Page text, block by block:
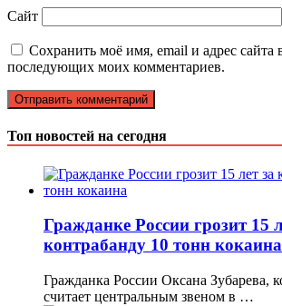
Сайт
Сохранить моё имя, email и адрес сайта
последующих моих комментариев.
Топ новостей на сегодня
Гражданке России грозит 15
контрабанду 10 тонн кокаина
Гражданка России Оксана Зубарева,
считает центральным звеном в …